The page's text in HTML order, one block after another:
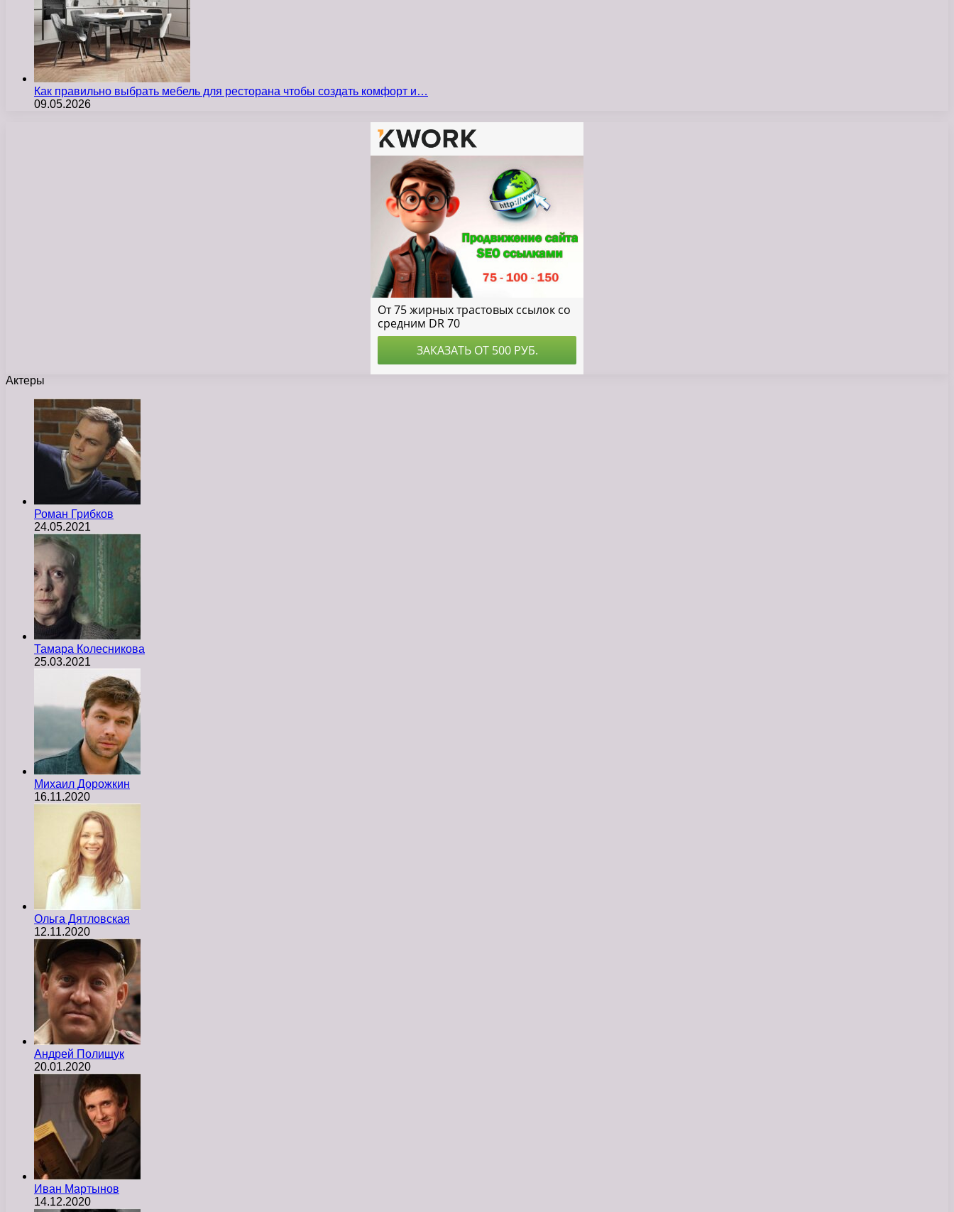
Как правильно выбрать мебель для ресторана чтобы создать комфорт и…
09.05.2026
Актеры
Роман Грибков
24.05.2021
Тамара Колесникова
25.03.2021
Михаил Дорожкин
16.11.2020
Ольга Дятловская
12.11.2020
Андрей Полищук
20.01.2020
Иван Мартынов
14.12.2020